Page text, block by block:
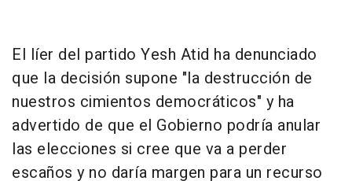
El líer del partido Yesh Atid ha denunciado
que la decisión supone "la destrucción de
nuestros cimientos democráticos" y ha
advertido de que el Gobierno podría anular
las elecciones si cree que va a perder
escaños y no daría margen para un recurso